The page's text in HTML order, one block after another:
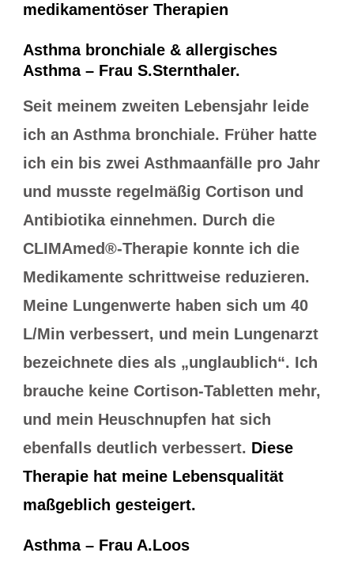
medikamentöser Therapien
Asthma bronchiale & allergisches
Asthma – Frau S.Sternthaler.
Seit meinem zweiten Lebensjahr leide
ich an Asthma bronchiale. Früher hatte
ich ein bis zwei Asthmaanfälle pro Jahr
und musste regelmäßig Cortison und
Antibiotika einnehmen. Durch die
CLIMAmed®-Therapie konnte ich die
Medikamente schrittweise reduzieren.
Meine Lungenwerte haben sich um 40
L/Min verbessert, und mein Lungenarzt
bezeichnete dies als „unglaublich“. Ich
brauche keine Cortison-Tabletten mehr,
und mein Heuschnupfen hat sich
ebenfalls deutlich verbessert. Diese
Therapie hat meine Lebensqualität
maßgeblich gesteigert.
Asthma – Frau A.Loos